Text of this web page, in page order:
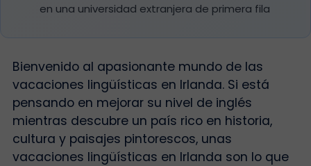
en una universidad extranjera de primera fila
Bienvenido al apasionante mundo de las
vacaciones lingüísticas en Irlanda. Si está
pensando en mejorar su nivel de inglés
mientras descubre un país rico en historia,
cultura y paisajes pintorescos, unas
vacaciones lingüísticas en Irlanda son lo que